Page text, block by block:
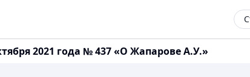
2021 года № 437 «О Жапарове А.У.»